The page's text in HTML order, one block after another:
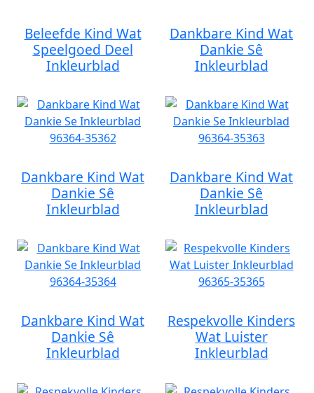
Beleefde Kind Wat
Speelgoed Deel
Inkleurblad
Dankbare Kind Wat
Dankie Sê
Inkleurblad
Dankbare Kind Wat
Dankie Sê
Inkleurblad
Dankbare Kind Wat
Dankie Sê
Inkleurblad
Dankbare Kind Wat
Dankie Sê
Inkleurblad
Respekvolle Kinders
Wat Luister
Inkleurblad